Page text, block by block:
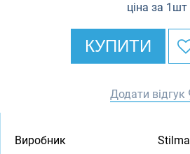
ціна за 1шт
КУПИТИ
Додати відгук
Виробник
Stilma